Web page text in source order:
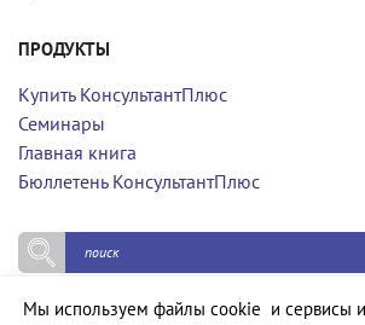
ПРОДУКТЫ
Купить КонсультантПлюс
Семинары
Главная книга
Бюллетень КонсультантПлюс
Политика конфиденциальности
Мы используем файлы cookie и сервисы